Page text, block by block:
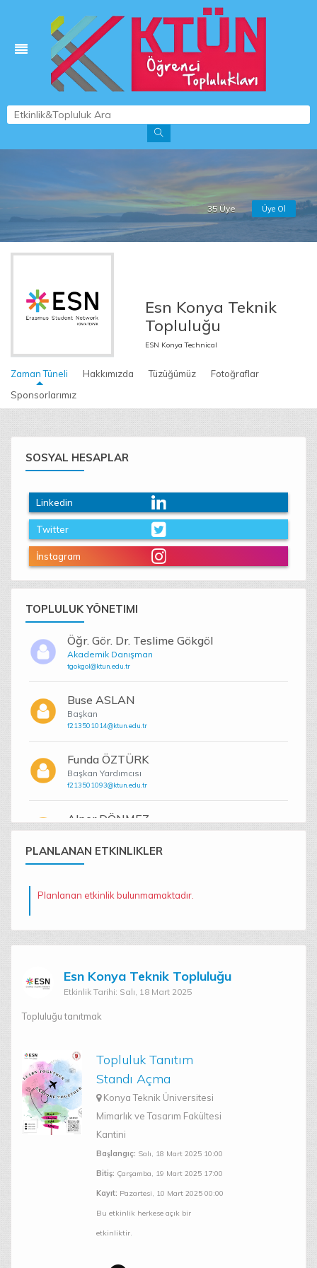
35 Üye Üye Ol
Esn Konya Teknik
Topluluğu
ESN Konya Technical
Zaman Tüneli Hakkımızda Tüzüğümüz
Fotoğraflar
Sponsorlarımız
SOSYAL HESAPLAR
Linkedin
Twitter
İnstagram
TOPLULUK YÖNETIMI
Öğr. Gör. Dr. Teslime Gökgöl
Akademik Danışman
tgokgol@ktun.edu.tr
Buse ASLAN
Başkan
f213501014@ktun.edu.tr
Funda ÖZTÜRK
Başkan Yardımcısı
f213501093@ktun.edu.tr
Alper DÖNMEZ
Denetleme Kurulu
Denetleme Kurulu
Abdurrahman İNCE
Mustafa DEDEGİL
Disiplin Kurulu
f231210028@ktun.edu.tr
PLANLANAN ETKINLIKLER
Planlanan etkinlik bulunmamaktadır.
Esn Konya Teknik Topluluğu
Etkinlik Tarihi: Salı, 18 Mart 2025
Topluluğu tanıtmak
Topluluk Tanıtım
Standı Açma
Konya Teknik Üniversitesi
Mimarlık ve Tasarım Fakültesi
Kantini
Başlangıç: Salı, 18 Mart 2025 10:00
Bitiş: Çarşamba, 19 Mart 2025 17:00
Kayıt: Pazartesi, 10 Mart 2025 00:00
Bu etkinlik herkese açık bir
etkinliktir.